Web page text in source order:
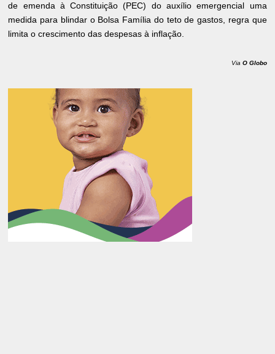
de emenda à Constituição (PEC) do auxílio emergencial uma
medida para blindar o Bolsa Família do teto de gastos, regra que
limita o crescimento das despesas à inflação.
Via O Globo